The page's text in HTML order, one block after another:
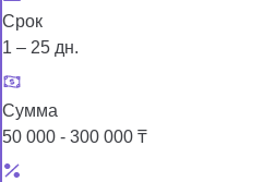
Срок
1 – 25 дн.
Сумма
50 000 - 300 000 ₸